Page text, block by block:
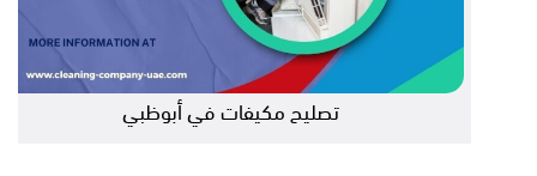
تصليح مكيفات في أبوظبي